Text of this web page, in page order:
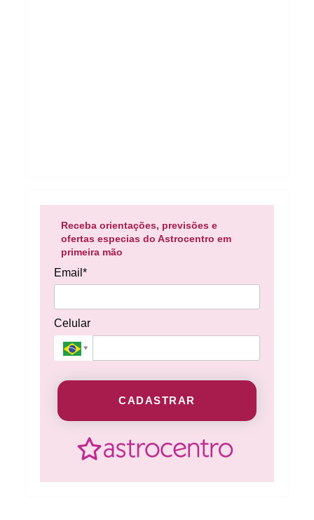
Receba orientações, previsões e
ofertas especias do Astrocentro em
primeira mão
Email*
Celular
CADASTRAR